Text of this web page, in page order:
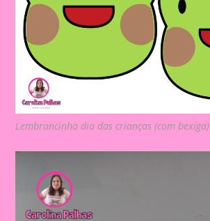
Lembrancinha dia das crianças (com bexiga)